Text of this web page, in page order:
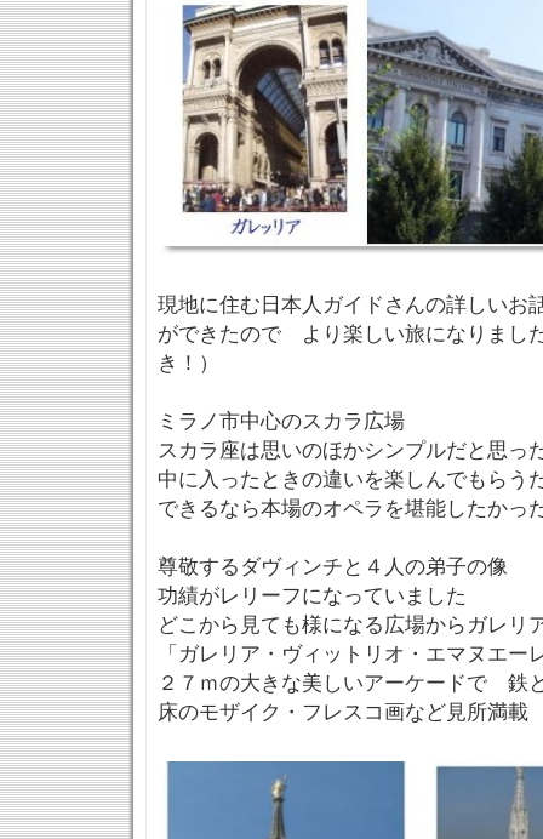
現地に住む日本人ガイドさんの詳しいお
ができたので より楽しい旅になりまし
き！）
ミラノ市中心のスカラ広場
スカラ座は思いのほかシンプルだと思っ
中に入ったときの違いを楽しんでもらう
できるなら本場のオペラを堪能したかっ
尊敬するダヴィンチと４人の弟子の像
功績がレリーフになっていました
どこから見ても様になる広場からガレリ
「ガレリア・ヴィットリオ・エマヌエー
２７ｍの大きな美しいアーケードで 鉄
床のモザイク・フレスコ画など見所満載